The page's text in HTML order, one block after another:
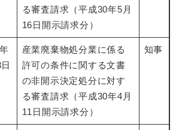
る審査請求（平成30年5月
16日開示請求分）
産業廃棄物処分業に係る
許可の条件に関する文書
の非開示決定処分に対す
る審査請求（平成30年4月
11日開示請求分）
知事